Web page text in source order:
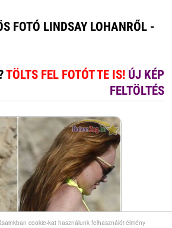
cookie-kat használunk felhasználói élmény
FOTÓ LINDSAY LOHANRŐL -
TÖLTS FEL FOTÓT TE IS! ÚJ KÉP
FELTÖLTÉS